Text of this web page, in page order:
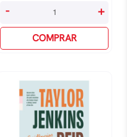
Os
Maridos
De
Hugo
quantidade
- +
COMPRAR